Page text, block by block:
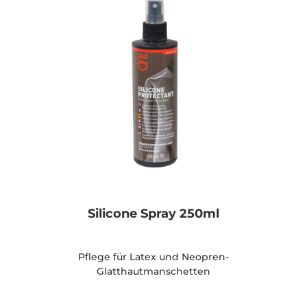
Silicone Spray 250ml
Pflege für Latex und Neopren-
Glatthautmanschetten